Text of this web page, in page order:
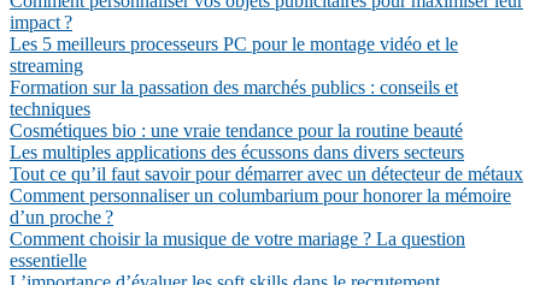
impact ?
Les 5 meilleurs processeurs PC pour le montage vidéo et le
streaming
Formation sur la passation des marchés publics : conseils et
techniques
Cosmétiques bio : une vraie tendance pour la routine beauté
Les multiples applications des écussons dans divers secteurs
Tout ce qu’il faut savoir pour démarrer avec un détecteur de métaux
Comment personnaliser un columbarium pour honorer la mémoire
d’un proche ?
Comment choisir la musique de votre mariage ? La question
essentielle